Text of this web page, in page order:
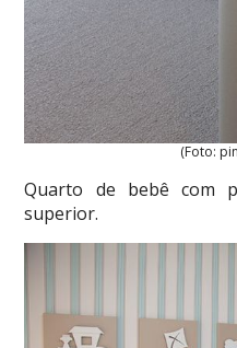
(Foto:
Quarto de bebê com
superior.